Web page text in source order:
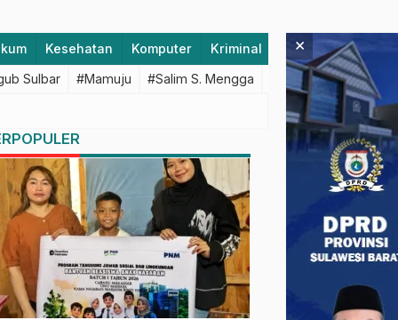
Kesehatan Komputer Kriminal Lifestyle
Sulbar #Mamuju #Salim S. Mengga #featured #Polda
×